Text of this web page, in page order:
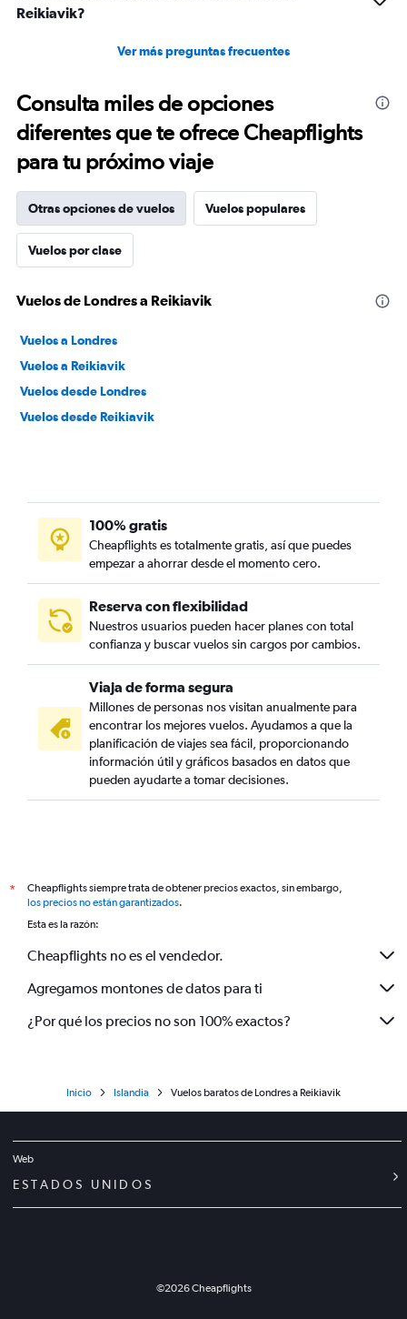
Reikiavik?
Ver más preguntas frecuentes
Consulta miles de opciones
diferentes que te ofrece Cheapflights
para tu próximo viaje
Otras opciones de vuelos Vuelos populares
Vuelos por clase
Vuelos de Londres a Reikiavik
Vuelos a Londres
Vuelos a Reikiavik
Vuelos desde Londres
Vuelos desde Reikiavik
100% gratis
Cheapflights es totalmente gratis, así que puedes
empezar a ahorrar desde el momento cero.
Reserva con flexibilidad
Nuestros usuarios pueden hacer planes con total
confianza y buscar vuelos sin cargos por cambios.
Viaja de forma segura
Millones de personas nos visitan anualmente para
encontrar los mejores vuelos. Ayudamos a que la
planificación de viajes sea fácil, proporcionando
información útil y gráficos basados en datos que
pueden ayudarte a tomar decisiones.
*
Cheapflights siempre trata de obtener precios exactos, sin embargo,
los precios no están garantizados.
Esta es la razón:
Cheapflights no es el vendedor.
Agregamos montones de datos para ti
¿Por qué los precios no son 100% exactos?
Inicio Islandia Vuelos baratos de Londres a Reikiavik
Web
ESTADOS UNIDOS
©2026Cheapflights